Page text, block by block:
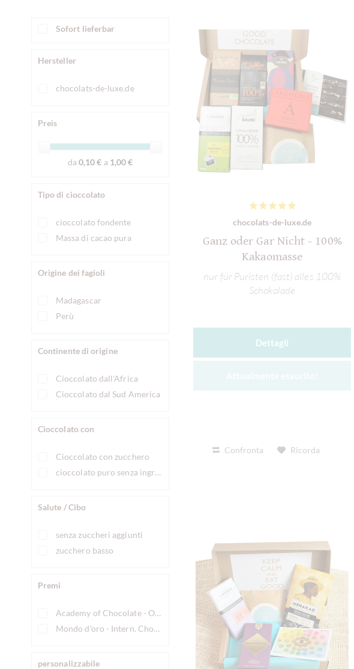
Sofort lieferbar
Hersteller
chocolats-de-luxe.de
Preis
da0,10 € a 1,00 €
Tipo di cioccolato
cioccolato fondente
Massa di cacao pura
Origine dei fagioli
Madagascar
Perù
Continente di origine
Cioccolato dall'Africa
Cioccolato dal Sud America
Cioccolato con
Cioccolato con zucchero
cioccolato puro senza ingredienti
Salute / Cibo
senza zuccheri aggiunti
zucchero basso
Premi
Academy of Chocolate - Oro
Mondo d'oro - Intern. Chocolate Awards
personalizzabile
chocolats-de-luxe.de
Ganz oder Gar Nicht - 100%
Kakaomasse
nur für Puristen (fast) alles 100%
Schokolade
Dettagli
Confronta Ricorda